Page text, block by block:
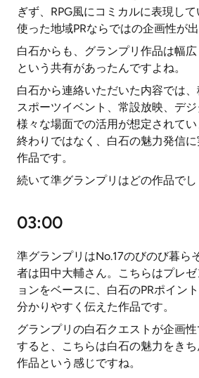
ぎず、RPG風にコミカルに表現し
使った地域PRならではの企画性が出
白石からも、グランプリ作品は幅
という共有があったんですよね。
白石から連絡いただいた内容では、
スポーツイベント、常設放映、デ
様々な場面での活用が想定されて
終わりではなく、白石の魅力発信に
作品です。
続いて準グランプリはどの作品でし
03:00
準グランプリはNo.17のびのび暮ら
者は田中大輔さん。こちらはプレ
ョンをベースに、白石のPRポイン
分かりやすく伝えた作品です。
グランプリの白石クエストが企画
すると、こちらは白石の魅力をき
作品という感じですね。